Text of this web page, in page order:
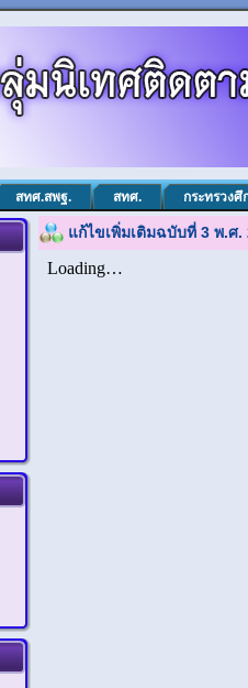
สทศ.สพฐ. สทศ. กระทรวงศึ
แก้ไขเพิ่มเติมฉบับที่ 3 พ.ศ.